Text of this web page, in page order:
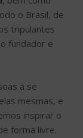
o Brasil, de
tripulantes
fundador e
a se
mesmas, e
inspirar o
forma livre.